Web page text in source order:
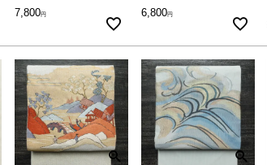
7,800
6,800